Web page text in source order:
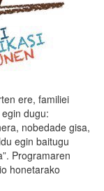
ere, familiei
dugu:
nobedade gisa,
egin baitugu
Programaren
honetarako